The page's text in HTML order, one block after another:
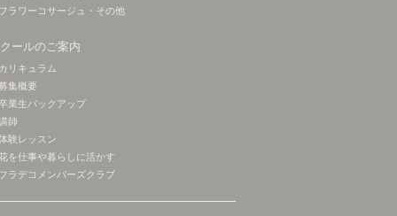
フラワーコサージュ・その他
ールのご案内
カリキュラム
集概要
業生バックアップ
師
験レッスン
を仕事や暮らしに活かす
フラデコメンバーズクラブ